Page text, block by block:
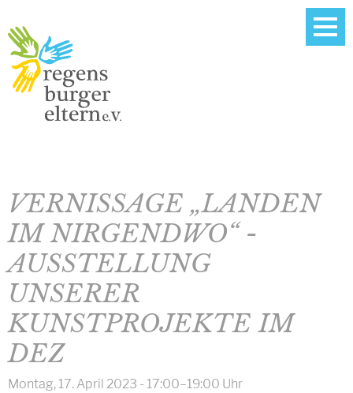
VERNISSAGE „LANDEN
IM NIRGENDWO“ -
AUSSTELLUNG
UNSERER
KUNSTPROJEKTE IM
DEZ
Montag, 17. April 2023 - 17:00–19:00 Uhr